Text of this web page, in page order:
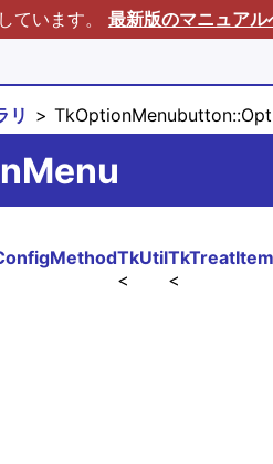
ています。 最新版のマニュアル
リ
TkUtil